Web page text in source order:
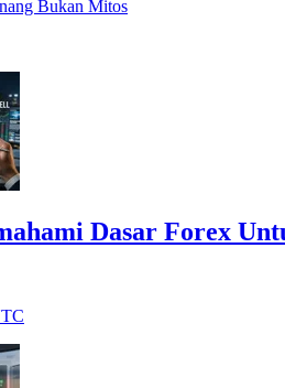
Bukan Mitos
Dasar Forex